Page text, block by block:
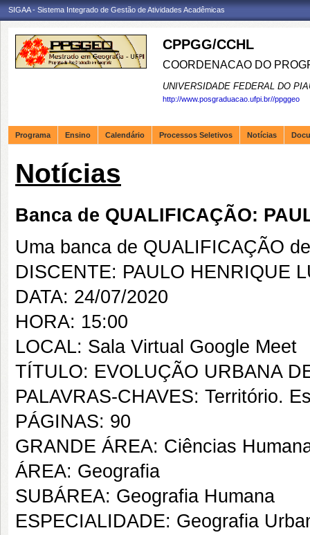
SIGAA - Sistema Integrado de Gestão de Atividades Acadêmicas
CPPGG/CCHL
COORDENACAO DO
UNIVERSIDADE FEDERAL DO
http://www.posgraduacao.ufpi.br//ppggeo
Programa Ensino Calendário Processos Seletivos Notícias
Notícias
Banca de QUALIFICAÇÃO:
Uma banca de QUALIFICAÇÃO
DISCENTE: PAULO HENRIQUE
DATA: 24/07/2020
HORA: 15:00
LOCAL: Sala Virtual Google Meet
TÍTULO: EVOLUÇÃO URBANA
PALAVRAS-CHAVES: Território.
PÁGINAS: 90
GRANDE ÁREA: Ciências
ÁREA: Geografia
SUBÁREA: Geografia Humana
ESPECIALIDADE: Geografia